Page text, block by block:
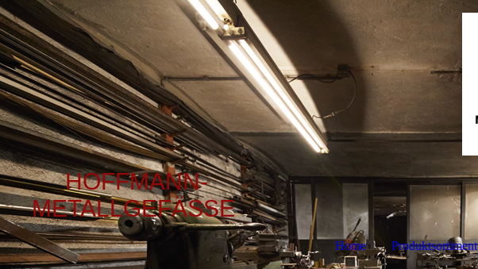
HOFFMANN-
METALLGEFÄSSE
Home Produktsortiment